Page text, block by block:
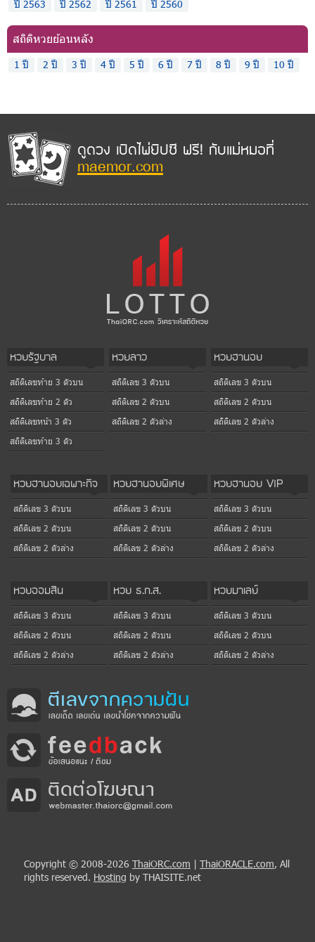
ปี 2563
ปี 2562 ปี 2561 ปี 2560
สถิติหวยย้อนหลัง
1 ปี 2 ปี 3 ปี 4 ปี 5 ปี 6 ปี 7 ปี 8 ปี 9 ปี 10 ปี
ดูดวง เปิดไพ่ยิปซี ฟรี! กับแม่หมอที่
maemor.com
หวยรัฐบาล
สถิติเลขท้าย 3 ตัวบน
สถิติเลขท้าย 2 ตัว
สถิติเลขหน้า 3 ตัว
สถิติเลขท้าย 3 ตัว
หวยลาว
สถิติเลข 3 ตัวบน
สถิติเลข 2 ตัวบน
สถิติเลข 2 ตัวล่าง
หวยฮานอย
สถิติเลข 3 ตัวบน
สถิติเลข 2 ตัวบน
สถิติเลข 2 ตัวล่าง
หวยฮานอยเฉพาะกิจ
สถิติเลข 3 ตัวบน
สถิติเลข 2 ตัวบน
สถิติเลข 2 ตัวล่าง
หวยฮานอยพิเศษ
สถิติเลข 3 ตัวบน
สถิติเลข 2 ตัวบน
สถิติเลข 2 ตัวล่าง
หวยฮานอย VIP
สถิติเลข 3 ตัวบน
สถิติเลข 2 ตัวบน
สถิติเลข 2 ตัวล่าง
หวยออมสิน
สถิติเลข 3 ตัวบน
สถิติเลข 2 ตัวบน
สถิติเลข 2 ตัวล่าง
หวย ธ.ก.ส.
สถิติเลข 3 ตัวบน
สถิติเลข 2 ตัวบน
สถิติเลข 2 ตัวล่าง
หวยมาเลย์
สถิติเลข 3 ตัวบน
สถิติเลข 2 ตัวบน
สถิติเลข 2 ตัวล่าง
Copyright © 2008-2026 ThaiORC.com | ThaiORACLE.com, All
rights reserved. Hosting by THAISITE.net